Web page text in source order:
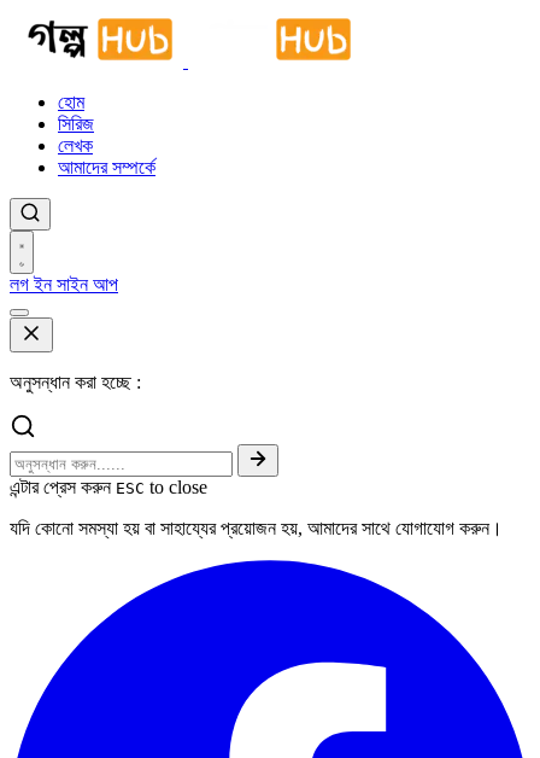
হোম
সিরিজ
লেখক
আমাদের সম্পর্কে
লগ ইনসাইন আপ
অনুসন্ধান করা হচ্ছে :
এন্টার প্রেস করুন ESC to close
যদি কোনো সমস্যা হয় বা সাহায্যের প্রয়োজন হয়, আমাদের সাথে যোগাযোগ করুন।